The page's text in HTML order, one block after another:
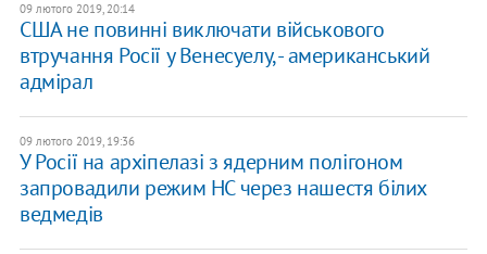
09 лютого 2019, 20:14
США не повинні виключати військового
втручання Росії у Венесуелу, - американський
адмірал
09 лютого 2019, 19:36
У Росії на архіпелазі з ядерним полігоном
запровадили режим НС через нашестя білих
ведмедів